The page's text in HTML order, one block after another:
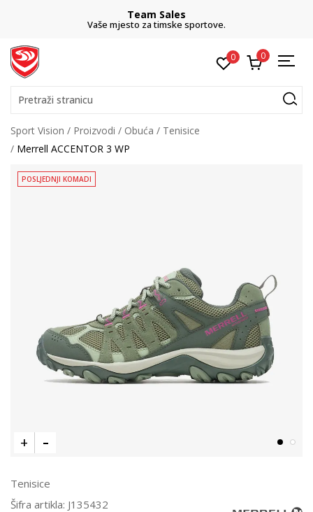
Team Sales
Vaše mjesto za timske sportove.
0 0
Pretraži stranicu
Sport Vision Proizvodi Obuća
Tenisice
Merrell ACCENTOR 3 WP
POSLJEDNJI KOMADI
Tenisice
Šifra artikla: J135432